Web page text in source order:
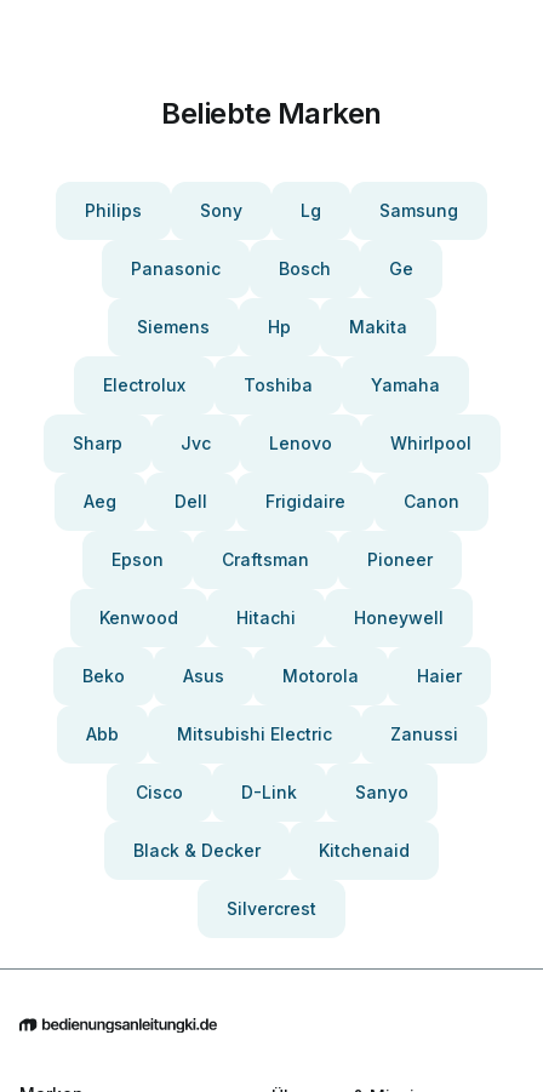
Beliebte Marken
Philips Sony Lg Samsung
Panasonic Bosch Ge
Siemens Hp Makita
Electrolux Toshiba Yamaha
Sharp Jvc Lenovo Whirlpool
Aeg Dell Frigidaire Canon
Epson Craftsman Pioneer
Kenwood Hitachi Honeywell
Beko Asus Motorola Haier
Abb Mitsubishi Electric Zanussi
Cisco D-Link Sanyo
Black & Decker Kitchenaid
Silvercrest